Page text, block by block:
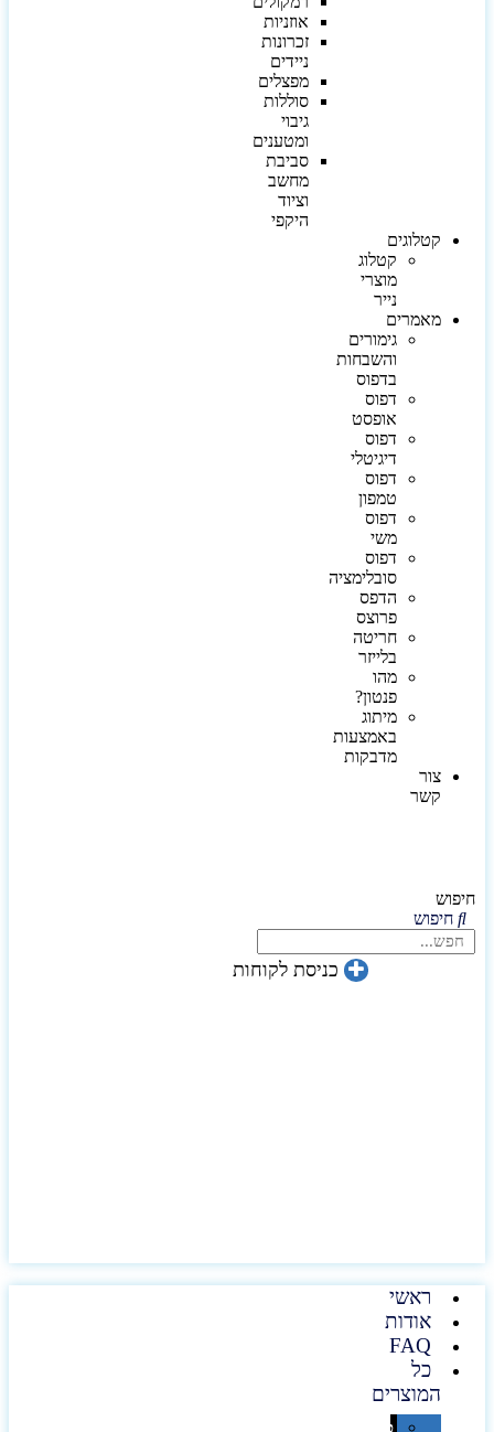
אוזניות
זכרונות
ניידים
מפצלים
סוללות
גיבוי
ומטענים
סביבת
מחשב
וציוד
היקפי
קטלוגים
קטלוג
מוצרי
נייר
מאמרים
גימורים
והשבחות
בדפוס
דפוס
אופסט
דפוס
דיגיטלי
דפוס
טמפון
דפוס
משי
דפוס
סובלימציה
הדפס
פרוצס
חריטה
בלייזר
מהו
פנטון?
מיתוג
באמצעות
מדבקות
צור
קשר
חיפוש
חיפוש
כניסת לקוחות
ראשי
אודות
FAQ
כל
המוצרים
טכנולוגיה